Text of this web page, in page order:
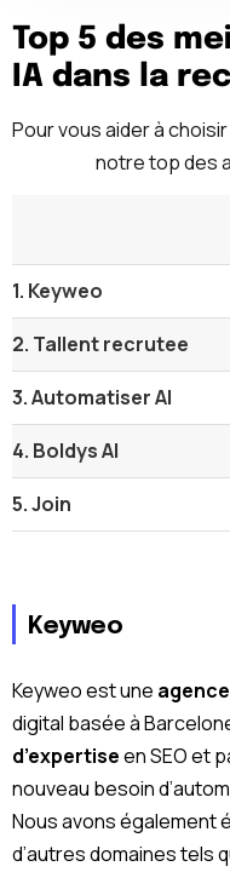
Top 5 des
IA dans la
Pour vous aider à choisir
notre top des
1. Keyweo
2. Tallent recrutee
3. Automatiser AI
4. Boldys AI
5. Join
Keyweo
Keyweo est une
digital basée à
d’expertiseen SEO et
nouveau besoin
Nous avons également
d’autres domaines tels